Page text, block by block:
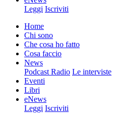
Leggi Iscriviti
Home
Chi sono
Che cosa ho fatto
Cosa faccio
News
Podcast Radio Le interviste
Eventi
Libri
eNews
Leggi Iscriviti